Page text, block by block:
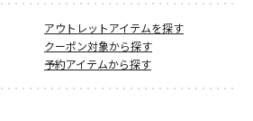
アウトレットアイテムを探す
クーポン対象から探す
予約アイテムから探す